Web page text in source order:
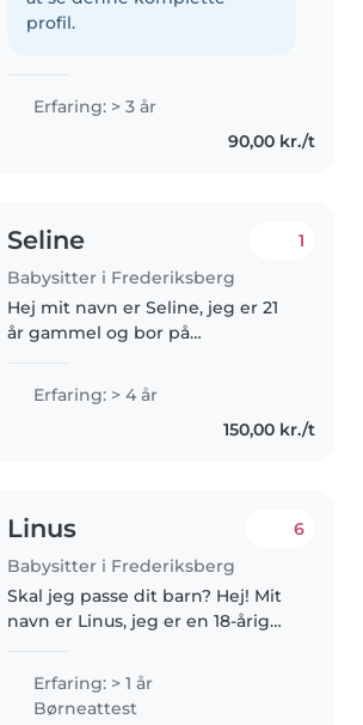
tidligere babysittede
profil.
Erfaring: > 3 år
90,00 kr./t
Seline
Babysitter i Frederiksberg
1
Hej mit navn er Seline, jeg er 21
år gammel og bor på
omsorgsfuld, rolig og
ansvarsbevidst babysitter med
flere års erfaring med børn i
Erfaring: > 4 år
150,00 kr./t
Linus
Babysitter i Frederiksberg
6
Skal jeg passe dit barn? Hej! Mit
navn er Linus, jeg er en 18-årig
Gentofte HF Jeg har to brødre –
en på 14 og en på 20 – og har
Erfaring: > 1 år
Børneattest